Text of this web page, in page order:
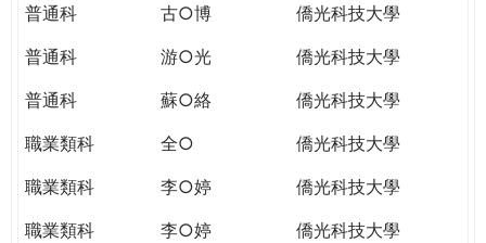
普通科
古○博
僑光科技大學
普通科
游○光
僑光科技大學
普通科
蘇○絡
僑光科技大學
職業類科
全○
僑光科技大學
職業類科
李○婷
僑光科技大學
職業類科
李○婷
僑光科技大學